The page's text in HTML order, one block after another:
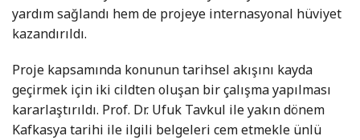
yardım sağlandı hem de projeye internasyonal hüviyet
kazandırıldı.
Proje kapsamında konunun tarihsel akışını kayda
geçirmek için iki cildten oluşan bir çalışma yapılması
kararlaştırıldı. Prof. Dr. Ufuk Tavkul ile yakın dönem
Kafkasya tarihi ile ilgili belgeleri cem etmekle ünlü